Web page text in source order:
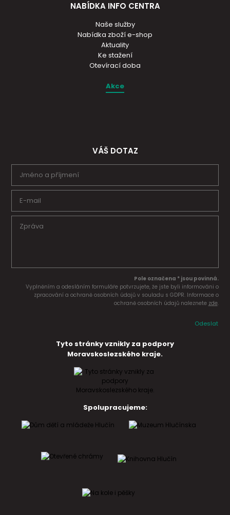
NABÍDKA INFO CENTRA
Naše služby
Nabídka zboží e-shop
Aktuality
Ke stažení
Otevírací doba
Akce
VÁŠ DOTAZ
Pole označena * jsou povinná.
Vyplněním a odesláním formuláře potvrzujete, že jste byli informováni o
zpracování a ochraně osobních údajů v souladu s GDPR. Informace o
ochraně osobních údajů naleznete zde.
Odeslat
Tyto stránky vznikly za podpory
Moravskoslezského kraje.
Spolupracujeme: